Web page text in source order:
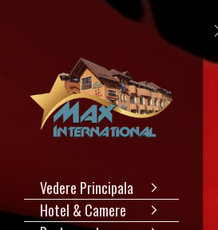
Vedere Principala
Hotel & Camere